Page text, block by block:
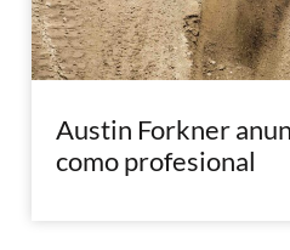
Austin Forkner
como profesional